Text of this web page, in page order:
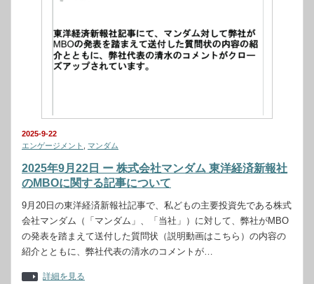
2025-9-22
エンゲージメント
マンダム
2025年9月22日 ー 株式会社マンダム 東洋経済新報社
のMBOに関する記事について
9月20日の東洋経済新報社記事で、私どもの主要投資先である株式
会社マンダム（「マンダム」、「当社」）に対して、弊社がMBO
の発表を踏まえて送付した質問状（説明動画はこちら）の内容の
紹介とともに、弊社代表の清水のコメントが…
詳細を見る